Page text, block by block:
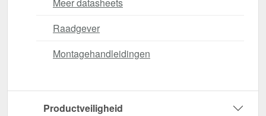
Raadgever
Montagehandleidingen
Productveiligheid